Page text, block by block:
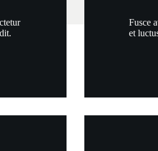
Fusce
et